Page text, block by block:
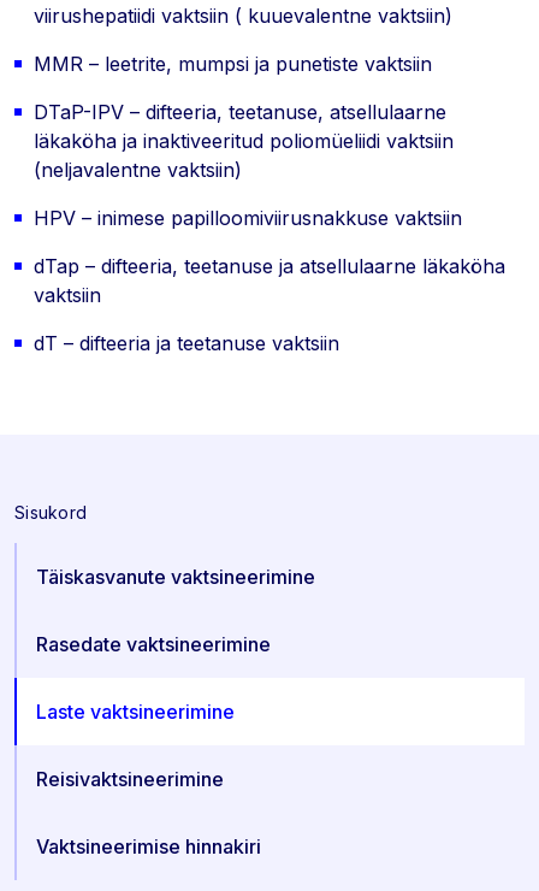
Sisukord
Täiskasvanute vaktsineerimine
Rasedate vaktsineerimine
Laste vaktsineerimine
Reisivaktsineerimine
Vaktsineerimise hinnakiri
viirushepatiidi vaktsiin ( kuuevalentne vaktsiin)
MMR – leetrite, mumpsi ja punetiste vaktsiin
DTaP-IPV – difteeria, teetanuse, atsellulaarne
läkaköha ja inaktiveeritud poliomüeliidi vaktsiin
(neljavalentne vaktsiin)
HPV – inimese papilloomiviirusnakkuse vaktsiin
dTap – difteeria, teetanuse ja atsellulaarne läkaköha
vaktsiin
dT – difteeria ja teetanuse vaktsiin